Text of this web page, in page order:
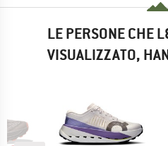
LE PERSONE CHE
VISUALIZZATO,